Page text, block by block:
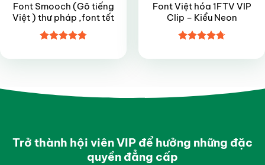
Font Smooch (Gõ tiếng
Việt ) thư pháp ,font tết
hạng4.85
Font Việt hóa 1FTV VIP
Clip – Kiểu Neon
hạng4.75
Trở thành hội viên VIP để hưởng những đặc
quyền đẳng cấp